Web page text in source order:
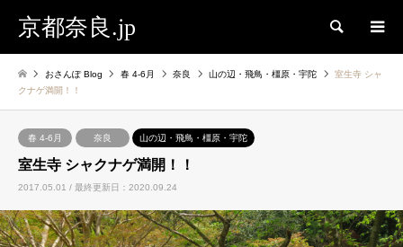
京都奈良.jp 検索
おさんぽ Blog 春 4-6月 奈良 山の辺・飛鳥・橿原・宇陀
室生寺 シャ
クナゲ満開！！
春 4-6月 奈良 山の辺・飛鳥・橿原・宇陀
室生寺 シャクナゲ満開！！
2017.05.01 / 最終更新日：2020.09.24